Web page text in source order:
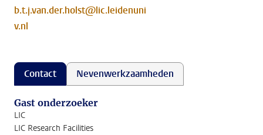
b.t.j.van.der.holst@lic.leidenuni
v.nl
Contact Nevenwerkzaamheden
Gast onderzoeker
LIC
LIC Research Facilities